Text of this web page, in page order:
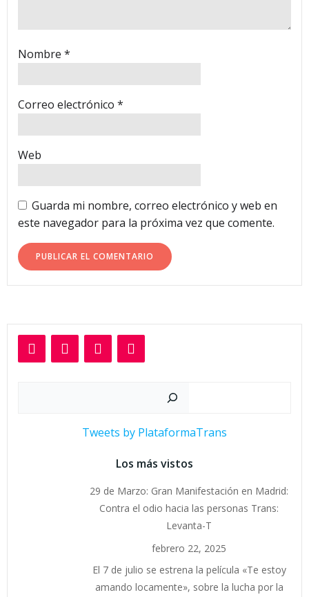
Nombre *
Correo electrónico *
Web
Guarda mi nombre, correo electrónico y web en
este navegador para la próxima vez que comente.
Tweets by PlataformaTrans
Los más vistos
29 de Marzo: Gran Manifestación en Madrid:
Contra el odio hacia las personas Trans:
Levanta-T
febrero 22, 2025
El 7 de julio se estrena la película «Te estoy
amando locamente», sobre la lucha por la